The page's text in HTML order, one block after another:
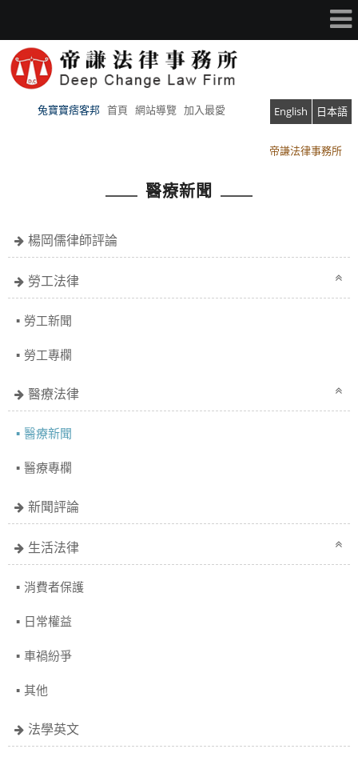
兔寶寶痞客邦 首頁 網站導覽 加入最愛 English 日本語
帝謙法律事務所
醫療新聞
楊岡儒律師評論
勞工法律
勞工新聞
勞工專欄
醫療法律
醫療新聞
醫療專欄
新聞評論
生活法律
消費者保護
日常權益
車禍紛爭
其他
法學英文